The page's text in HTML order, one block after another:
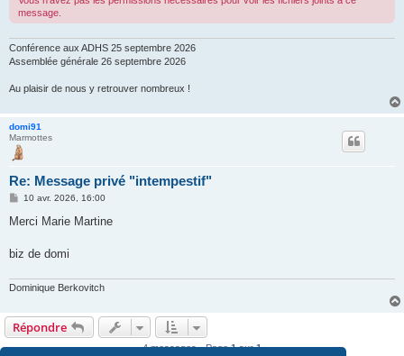
message.
Conférence aux ADHS 25 septembre 2026
Assemblée générale 26 septembre 2026
Au plaisir de nous y retrouver nombreux !
domi91
Marmottes
Re: Message privé "intempestif"
M
s
g
10 avr. 2026, 16:00
Merci Marie Martine
biz de domi
Dominique Berkovitch
Répondre
4 messages • Page1sur1